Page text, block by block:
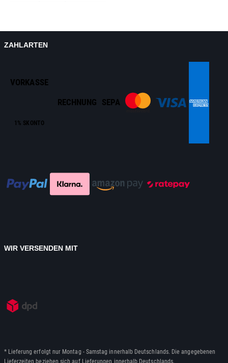
ZAHLARTEN
VORKASSE
1% SKONTO
RECHNUNG SEPA
WIR VERSENDEN MIT
* Lieferung erfolgt nur Montag - Samstag innerhalb Deutschlands. Die angegebenen
Lieferzeiten beziehen sich auf Lieferungen innerhalb Deutschlands.